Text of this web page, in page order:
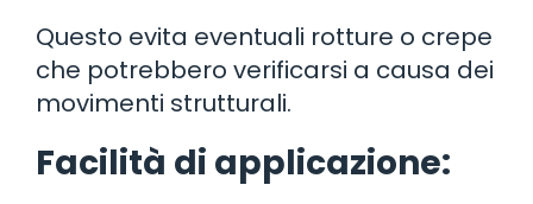
Questo evita eventuali rotture o crepe
che potrebbero verificarsi a causa dei
movimenti strutturali.
Facilità di applicazione: